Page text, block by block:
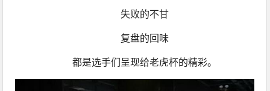
失败的不甘
复盘的回味
都是选手们呈现给老虎杯的精彩。